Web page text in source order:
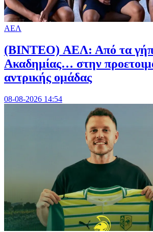
ΑΕΛ
(BINTEO) ΑΕΛ: Από τα
Ακαδημίας… στην
αντρικής ομάδας
08-08-2026 14:54